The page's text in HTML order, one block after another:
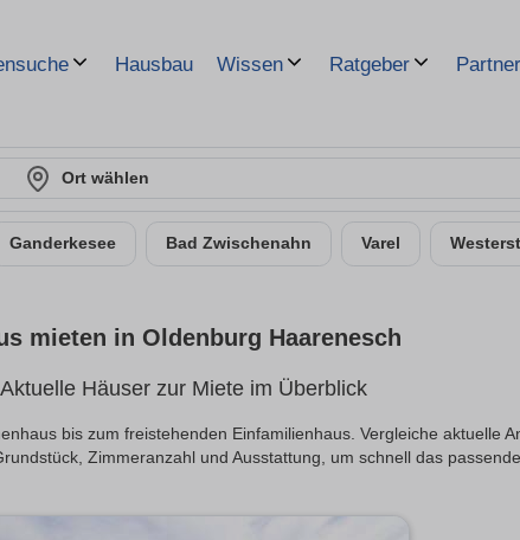
Hausbau Wissen Ratgeber
Ort wählen
Ganderkesee Bad Zwischenahn Varel
mieten in Oldenburg Haarenesch
Aktuelle Häuser zur Miete im Überblick
bis zum freistehenden Einfamilienhaus. Vergleiche aktuelle
Zimmeranzahl und Ausstattung, um schnell das